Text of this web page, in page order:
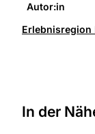
Autor:in
Erlebnisregion
In der